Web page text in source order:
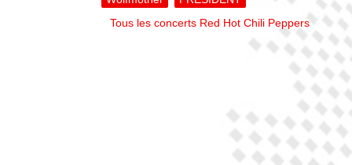
Tous les concerts Red Hot Chili Peppers